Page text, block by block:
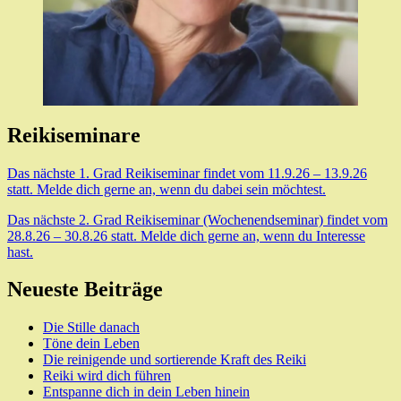
Reikiseminare
Das nächste 1. Grad Reikiseminar findet vom 11.9.26 – 13.9.26
statt. Melde dich gerne an, wenn du dabei sein möchtest.
Das nächste 2. Grad Reikiseminar (Wochenendseminar) findet vom
28.8.26 – 30.8.26 statt. Melde dich gerne an, wenn du Interesse
hast.
Neueste Beiträge
Die Stille danach
Töne dein Leben
Die reinigende und sortierende Kraft des Reiki
Reiki wird dich führen
Entspanne dich in dein Leben hinein